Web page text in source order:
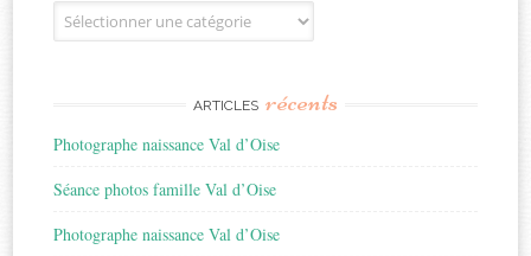
Catégories
ARTICLES récents
Photographe naissance Val d’Oise
Séance photos famille Val d’Oise
Photographe naissance Val d’Oise